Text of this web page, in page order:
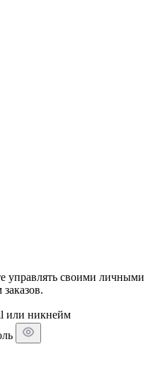
управлять своими личными
или никнейм